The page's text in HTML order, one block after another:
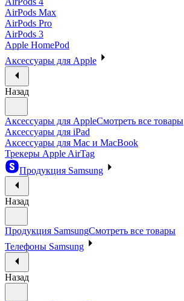
AirPods Max
AirPods Pro
AirPods 3
Apple HomePod
Аксессуары для Apple
Назад
Аксессуары для AppleСмотреть все товары
Аксессуары для iPad
Аксессуары для Mac и MacBook
Трекеры Apple AirTag
Продукция Samsung
Назад
Продукция SamsungСмотреть все товары
Телефоны Samsung
Назад